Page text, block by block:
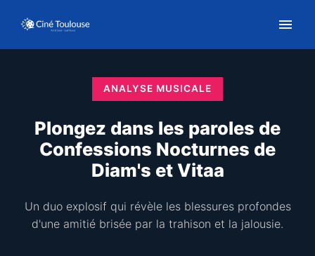
ANALYSE MUSICALE
Plongez dans les paroles de
Confessions Nocturnes de
Diam's et Vitaa
Un duo explosif qui révèle les blessures profondes
d'une amitié brisée par la trahison et la jalousie.